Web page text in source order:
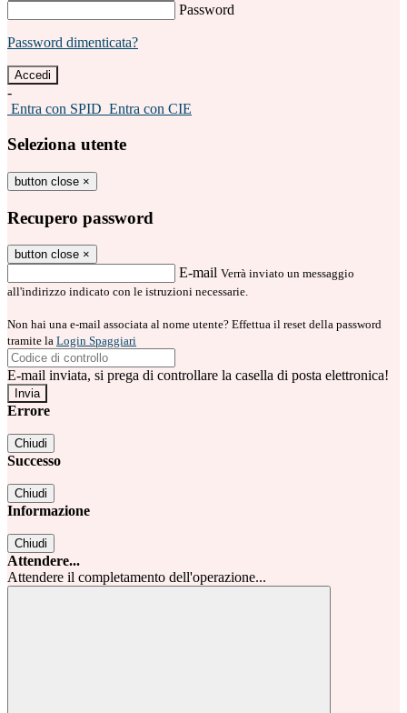
Password
Password dimenticata?
-
Entra con SPID Entra con CIE
Seleziona utente
button close ×
Recupero password
button close ×
E-mail Verrà inviato un messaggio
all'indirizzo indicato con le istruzioni necessarie.
Non hai una e-mail associata al nome utente? Effettua il reset della password
tramite la Login Spaggiari
E-mail inviata, si prega di controllare la casella di posta elettronica!
Errore
Chiudi
Successo
Chiudi
Informazione
Chiudi
Attendere...
Attendere il completamento dell'operazione...